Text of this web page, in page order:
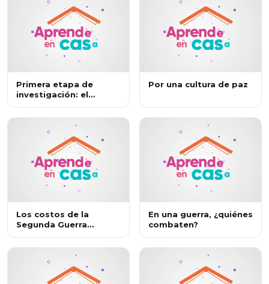
Primera etapa de
investigación: el
Por una cultura de paz
Los costos de la
Segunda Guerra
En una guerra, ¿quiénes
combaten?